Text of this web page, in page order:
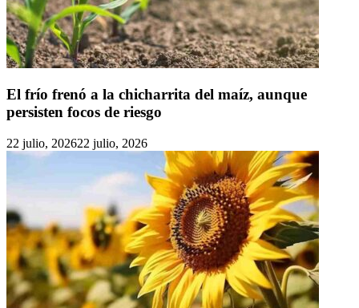
El frío frenó a la chicharrita del maíz, aunque
persisten focos de riesgo
22 julio, 202622 julio, 2026